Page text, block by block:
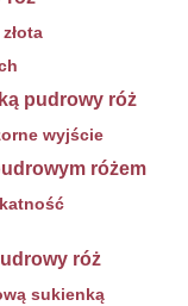
pudrowy róż
wyjście
różem
róż
sukienką